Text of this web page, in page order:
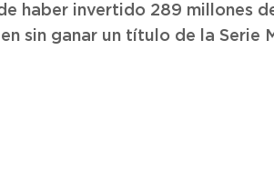
haber invertido 289 millones
sin ganar un título de la Serie